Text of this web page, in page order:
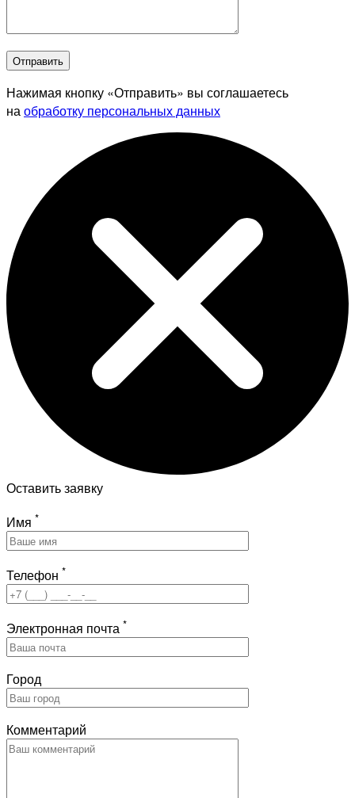
Отправить
Нажимая кнопку «Отправить» вы соглашаетесь
наобработку персональных данных
Оставить заявку
Имя *
Телефон *
Электронная почта *
Город
Комментарий